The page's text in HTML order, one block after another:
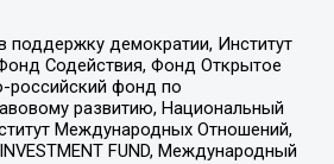
демократии, Институт
Содействия, Фонд Открытое
российский фонд по
развитию, Национальный
Международных Отношений,
INVESTMENT FUND, Международный